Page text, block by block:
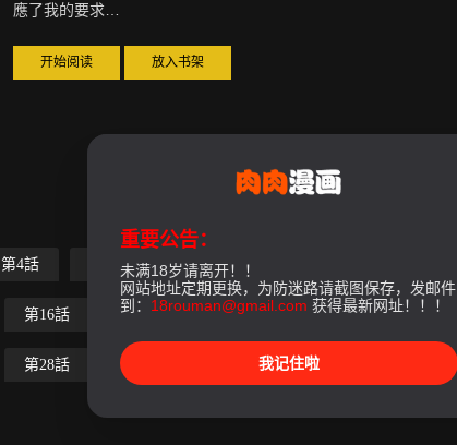
應了我的要求…
开始阅读 放入书架
第4話 第5話 第6話
第16話 第17話 第18話 第19話 第20話
第28話
重要公告：
未满18岁请离开！！
网站地址定期更换，为防迷路请截图保存，发邮件
到： 18rouman@gmail.com 获得最新网址！！！
我记住啦